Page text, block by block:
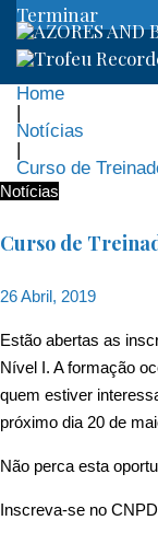
Terminar
Home
|
Notícias
|
Curso de
Notícias
Curso de
26 Abril, 2019
Estão abertas as
Nível I. A formação
quem estiver
próximo dia 20 de
Não perca esta
Inscreva-se no